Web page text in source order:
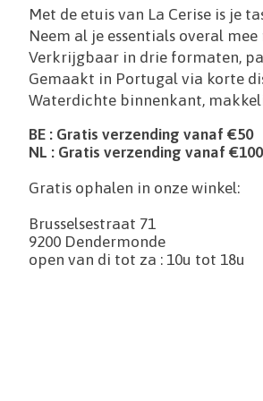
Met de etuis van La Cerise is je
Neem al je essentials overal
Verkrijgbaar in drie formaten,
Gemaakt in Portugal via korte
Waterdichte binnenkant,
BE : Gratis verzending vanaf €50
NL : Gratis verzending vanaf €100
Gratis ophalen in onze winkel:
Brusselsestraat 71
9200 Dendermonde
open van di tot za : 10u tot 18u